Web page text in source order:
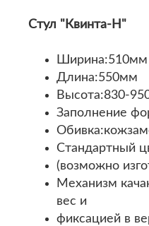
Стул "Квинта-Н"
Ширина:510мм
Длина:550мм
Высота:830-
Заполнение
Стандартный
(возможно
Механизм
вес и
фиксацией в